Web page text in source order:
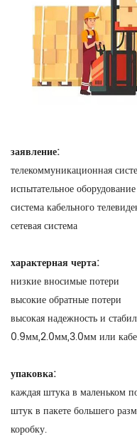
заявление:
телекоммуникационная
испытательное оборудование
система кабельного
сетевая система
характерная черта:
низкие вносимые потери
высокие обратные потери
высокая надежность и
0.9мм,2.0мм,3.0мм или
упаковка:
каждая штука в маленьком
штук в пакете большего
коробку.